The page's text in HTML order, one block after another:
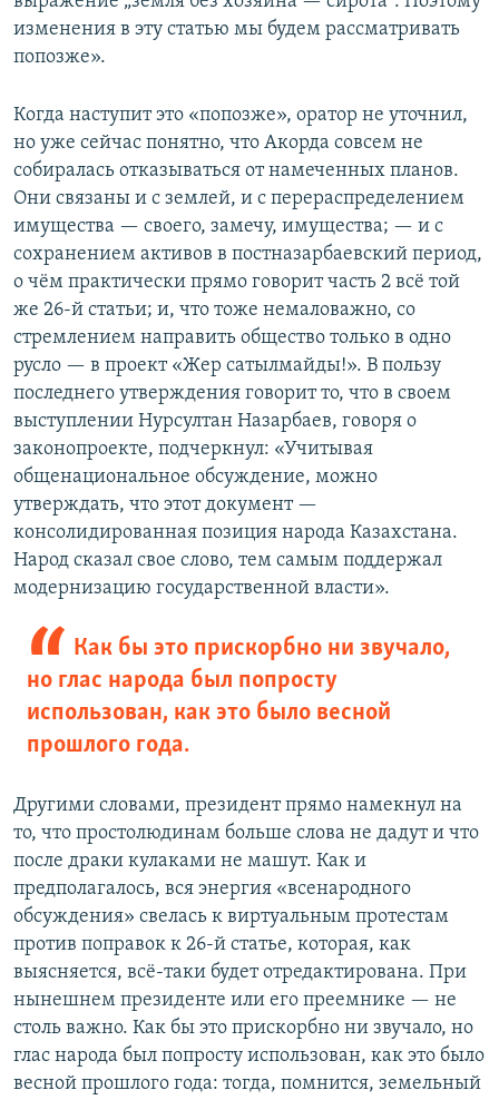
изменения в эту статью мы будем рассматривать
попозже».
Когда наступит это «попозже», оратор не уточнил,
но уже сейчас понятно, что Акорда совсем не
собиралась отказываться от намеченных планов.
Они связаны и с землей, и с перераспределением
имущества — своего, замечу, имущества; — и с
сохранением активов в постназарбаевский период,
о чём практически прямо говорит часть 2 всё той
же 26-й статьи; и, что тоже немаловажно, со
стремлением направить общество только в одно
русло — в проект «Жер сатылмайды!». В пользу
последнего утверждения говорит то, что в своем
выступлении Нурсултан Назарбаев, говоря о
законопроекте, подчеркнул: «Учитывая
общенациональное обсуждение, можно
утверждать, что этот документ —
консолидированная позиция народа Казахстана.
Народ сказал свое слово, тем самым поддержал
модернизацию государственной власти».
Как бы это прискорбно ни звучало,
но глас народа был попросту
использован, как это было весной
прошлого года.
Другими словами, президент прямо намекнул на
то, что простолюдинам больше слова не дадут и что
после драки кулаками не машут. Как и
предполагалось, вся энергия «всенародного
обсуждения» свелась к виртуальным протестам
против поправок к 26-й статье, которая, как
выясняется, всё-таки будет отредактирована. При
нынешнем президенте или его преемнике — не
столь важно. Как бы это прискорбно ни звучало, но
глас народа был попросту использован, как это было
весной прошлого года: тогда, помнится, земельный